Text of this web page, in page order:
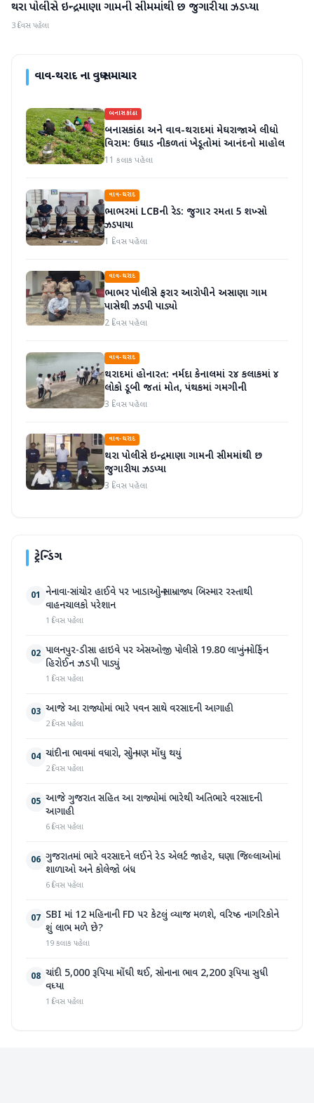
વાવ-થરાદ
થરા પોલીસે ઇન્દ્રમાણા ગામની સીમમાંથી છ જુગારીયા ઝડપ્યા
3 દિવસ પહેલા
વાવ-થરાદ ના વધુ સમાચાર
બનાસકાંઠા
બનાસકાંઠા અને વાવ-થરાદમાં મેઘરાજાએ લીધો
વિરામ: ઉઘાડ નીકળતાં ખેડૂતોમાં આનંદનો માહોલ
11 કલાક પહેલા
વાવ-થરાદ
ભાભરમાં LCBની રેડ: જુગાર રમતા 5 શખ્સો
ઝડપાયા
1 દિવસ પહેલા
વાવ-થરાદ
ભાભર પોલીસે ફરાર આરોપીને અસાણા ગામ
પાસેથી ઝડપી પાડ્યો
2 દિવસ પહેલા
વાવ-થરાદ
થરાદમાં હોનારત: નર્મદા કેનાલમાં ૨૪ કલાકમાં ૪
લોકો ડૂબી જતાં મોત, પંથકમાં ગમગીની
3 દિવસ પહેલા
વાવ-થરાદ
થરા પોલીસે ઇન્દ્રમાણા ગામની સીમમાંથી છ
જુગારીયા ઝડપ્યા
3 દિવસ પહેલા
ટ્રેન્ડિંગ
01 નેનાવા-સાંચોર હાઈવે પર ખાડાઓનું સામ્રાજ્ય બિસ્માર રસ્તાથી
વાહનચાલકો પરેશાન
1 દિવસ પહેલા
02 પાલનપુર-ડીસા હાઇવે પર એસઓજી પોલીસે 19.80 લાખનું મોર્ફિન
હિરોઈન ઝડપી પાડ્યું
1 દિવસ પહેલા
03 આજે આ રાજ્યોમાં ભારે પવન સાથે વરસાદની આગાહી
2 દિવસ પહેલા
04 ચાંદીના ભાવમાં વધારો, સોનું પણ મોંઘુ થયું
2 દિવસ પહેલા
05 આજે ગુજરાત સહિત આ રાજ્યોમાં ભારેથી અતિભારે વરસાદની
આગાહી
6 દિવસ પહેલા
06 ગુજરાતમાં ભારે વરસાદને લઈને રેડ એલર્ટ જાહેર, ઘણા જિલ્લાઓમાં
શાળાઓ અને કોલેજો બંધ
6 દિવસ પહેલા
07 SBI માં 12 મહિનાની FD પર કેટલું વ્યાજ મળશે, વરિષ્ઠ નાગરિકોને
શું લાભ મળે છે?
19 કલાક પહેલા
08 ચાંદી 5,000 રૂપિયા મોંઘી થઈ, સોનાના ભાવ 2,200 રૂપિયા સુધી
વધ્યા
1 દિવસ પહેલા